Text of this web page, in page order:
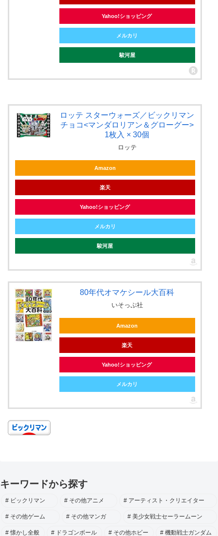
Yahoo!ショッピング
メルカリ
駿河屋
ロッテ スターウォーズ／ビックリマン
チョコ<マンダロリアン＆グローグー>
1枚入 × 30個
ロッテ
Amazon
楽天
Yahoo!ショッピング
メルカリ
駿河屋
80年代オマケシール大百科
いそっぷ社
Amazon
楽天
Yahoo!ショッピング
メルカリ
キーワードから探す
ビックリマン その他アニメ アーティスト・クリエイター
その他ゲーム その他マンガ 美少女戦士セーラームーン
懐かし全般 ドラゴンボール その他ホビー 機動戦士ガンダム